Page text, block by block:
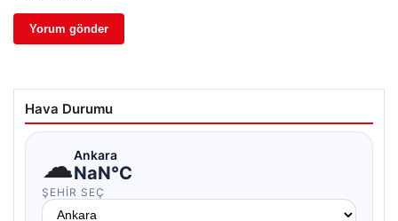
Hava Durumu
☁Ankara
NaN°C
ŞEHIR SEÇ